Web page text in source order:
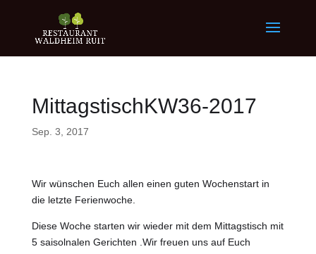
MittagstischKW36-2017
Sep. 3, 2017
Wir wünschen Euch allen einen guten Wochenstart in
die letzte Ferienwoche.
Diese Woche starten wir wieder mit dem Mittagstisch mit
5 saisolnalen Gerichten .Wir freuen uns auf Euch